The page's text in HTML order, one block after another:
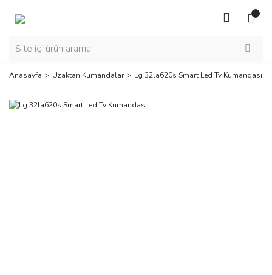
Anasayfa Uzaktan Kumandalar Lg 32la620s Smart Led Tv Kumandası